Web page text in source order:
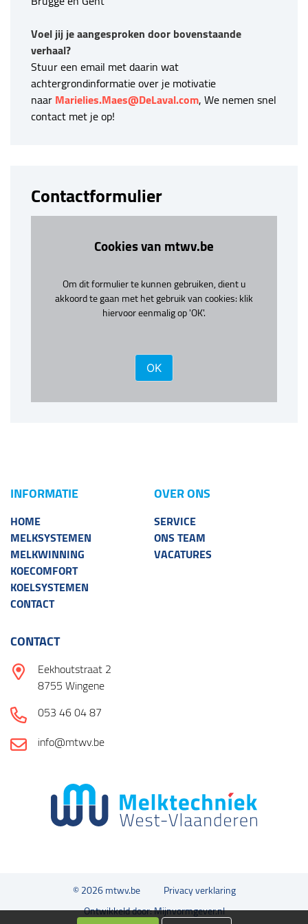
Contactformulier
Cookies van mtwv.be
Om dit formulier te kunnen gebruiken, dient u
akkoord te gaan met het gebruik van cookies: klik
hiervoor eenmalig op 'OK'.
OK
Voel jij je aangesproken door bovenstaande
verhaal?
Stuur een email met daarin wat
achtergrondinformatie over je motivatie
naarMarielies.Maes@DeLaval.com, We nemen snel
contact met je op!
INFORMATIE
HOME
MELKSYSTEMEN
MELKWINNING
KOECOMFORT
KOELSYSTEMEN
CONTACT
OVER ONS
SERVICE
ONS TEAM
VACATURES
CONTACT
Eekhoutstraat 2
8755 Wingene
053 46 04 87
info@mtwv.be
© 2026 mtwv.be
Privacy verklaring
Ontwikkeld door: Mijnvormgever.nl